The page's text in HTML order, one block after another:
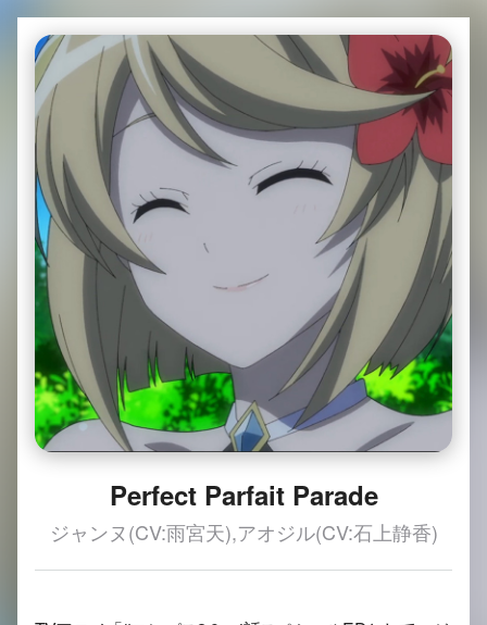
Perfect Parfait Parade
ジャンヌ(CV:雨宮天),アオジル(CV:石上静香)